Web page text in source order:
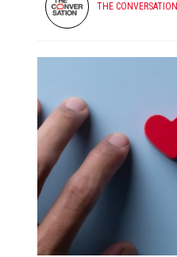
THE CONVERSATION